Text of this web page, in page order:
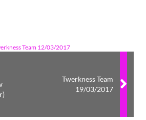
Team 12/03/2017
Twerkness Team
19/03/2017